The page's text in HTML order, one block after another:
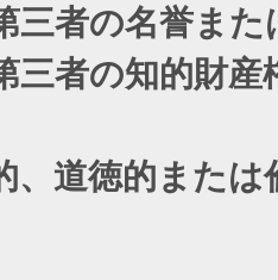
三者の名誉ま
三者の知的財
、道徳的また